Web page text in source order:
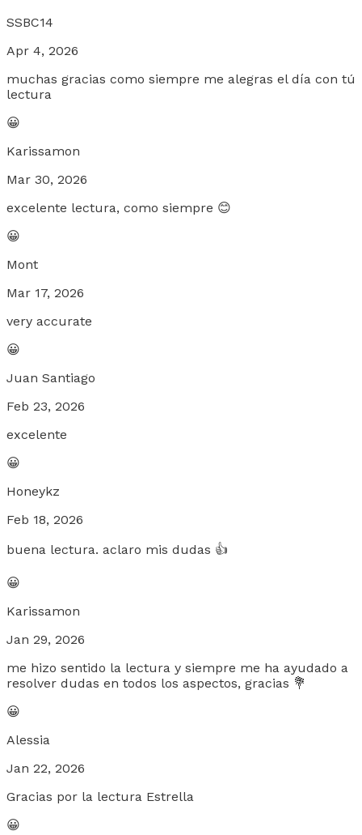
SSBC14
Apr 4, 2026
muchas gracias como siempre me alegras el día con tú
lectura
😀
Karissamon
Mar 30, 2026
excelente lectura, como siempre 😊
😀
Mont
Mar 17, 2026
very accurate
😀
Juan Santiago
Feb 23, 2026
excelente
😀
Honeykz
Feb 18, 2026
buena lectura. aclaro mis dudas 👍
😀
Karissamon
Jan 29, 2026
me hizo sentido la lectura y siempre me ha ayudado a
resolver dudas en todos los aspectos, gracias 💐
😀
Alessia
Jan 22, 2026
Gracias por la lectura Estrella
😀